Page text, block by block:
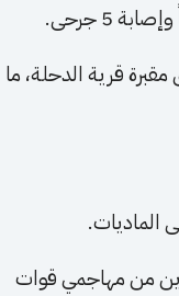
قرية الدحلة، ما
الماديات.
مجلس دير الزور العسكري عن القضاء على 25 وإصابة 10 آخرين من مهاجمي قوات